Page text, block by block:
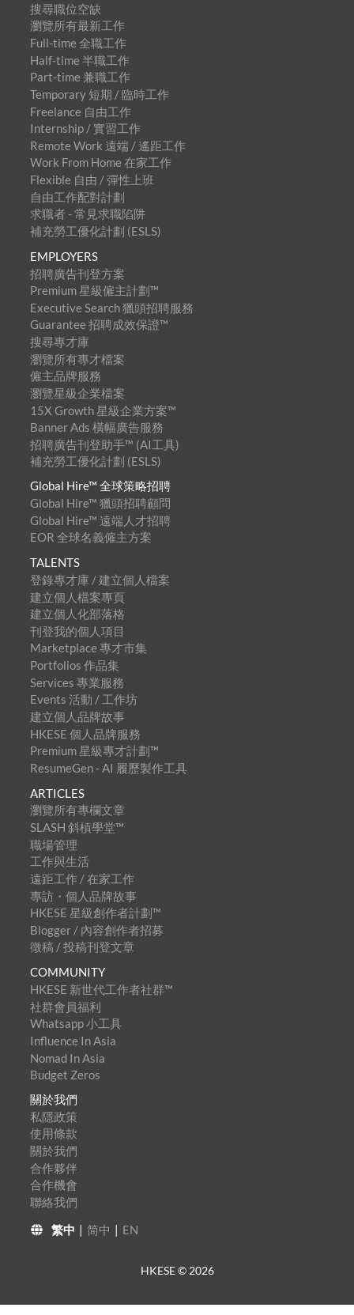
搜尋職位空缺
瀏覽所有最新工作
Full-time 全職工作
Half-time 半職工作
Part-time 兼職工作
Temporary 短期 / 臨時工作
Freelance 自由工作
Internship / 實習工作
Remote Work 遠端 / 遙距工作
Work From Home 在家工作
Flexible 自由 / 彈性上班
自由工作配對計劃
求職者 - 常見求職陷阱
補充勞工優化計劃 (ESLS)
EMPLOYERS
招聘廣告刊登方案
Premium 星級僱主計劃™
Executive Search 獵頭招聘服務
Guarantee 招聘成效保證™
搜尋專才庫
瀏覽所有專才檔案
僱主品牌服務
瀏覽星級企業檔案
15X Growth 星級企業方案™
Banner Ads 橫幅廣告服務
招聘廣告刊登助手™ (AI工具)
補充勞工優化計劃 (ESLS)
Global Hire™ 全球策略招聘
Global Hire™ 獵頭招聘顧問
Global Hire™ 遠端人才招聘
EOR 全球名義僱主方案
TALENTS
登錄專才庫 / 建立個人檔案
建立個人檔案專頁
建立個人化部落格
刊登我的個人項目
Marketplace 專才市集
Portfolios 作品集
Services 專業服務
Events 活動 / 工作坊
建立個人品牌故事
HKESE 個人品牌服務
Premium 星級專才計劃™
ResumeGen - AI 履歷製作工具
ARTICLES
瀏覽所有專欄文章
SLASH 斜槓學堂™
職場管理
工作與生活
遠距工作 / 在家工作
專訪・個人品牌故事
HKESE 星級創作者計劃™
Blogger / 內容創作者招募
徵稿 / 投稿刊登文章
COMMUNITY
HKESE 新世代工作者社群™
社群會員福利
Whatsapp 小工具
Influence In Asia
Nomad In Asia
Budget Zeros
關於我們
私隱政策
使用條款
關於我們
合作夥伴
合作機會
聯絡我們
繁中 | 简中 | EN
HKESE © 2026